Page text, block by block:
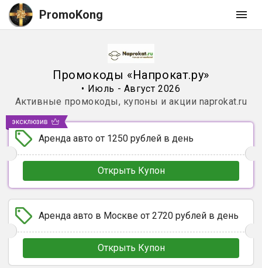
PromoKong
Промокоды «Напрокат.ру»
• Июль - Август 2026
Активные промокоды, купоны и акции naprokat.ru
Аренда авто от 1250 рублей в день
Открыть Купон
эксклюзив
Аренда авто в Москве от 2720 рублей в день
Открыть Купон